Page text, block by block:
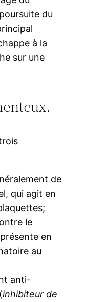
du
à la
sur une
de
qui agit en
le
en
au
anti-
inhibiteur de